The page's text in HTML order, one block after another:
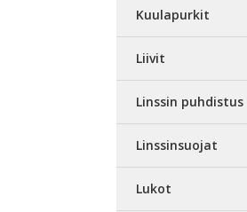
Kuulapurkit
Liivit
Linssin puhdistus
Linssinsuojat
Lukot